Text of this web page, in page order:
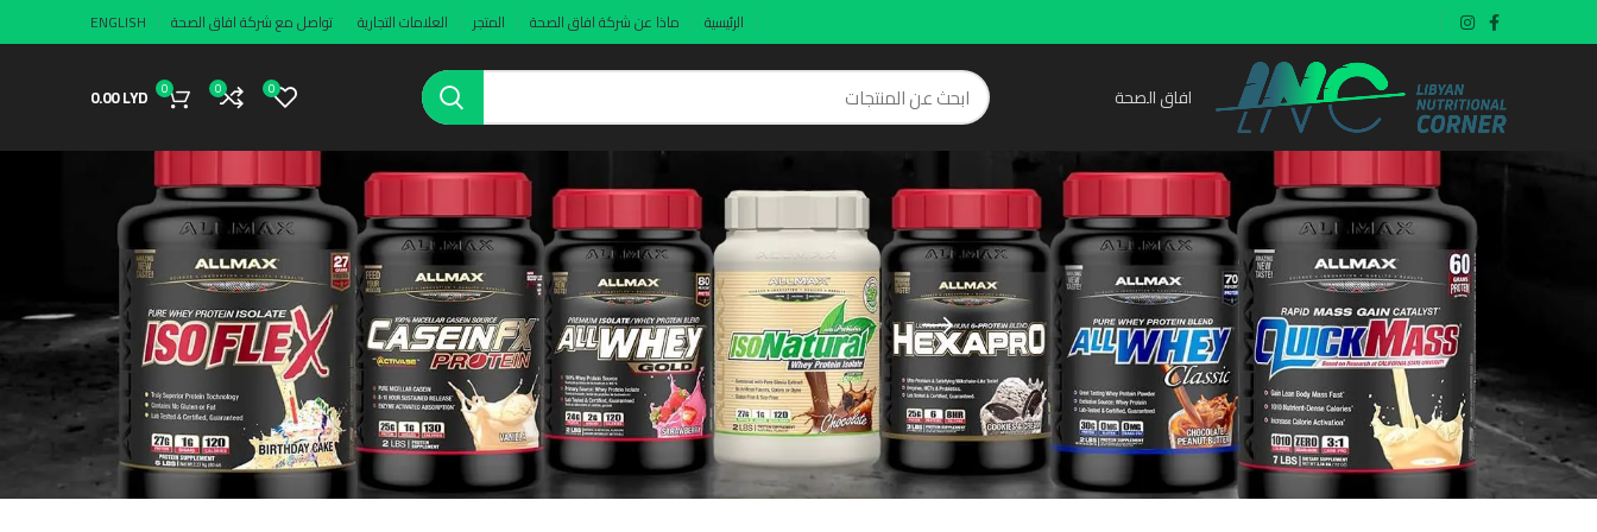
الرئيسية ماذا عن شركة افاق الصحة المتجر العلامات التجارية تواصل مع شركة افاق الصحة ENGLISH
افاق الصحة 0
0
0
0.00LYD
BCAA